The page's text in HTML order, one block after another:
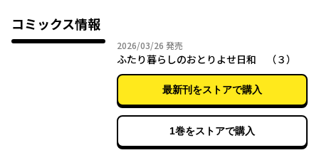
べても美味しいグルメストーリー♪
いざ、爆食開始!!
コミックス情報
2026/03/26 2026年03月26日
発売
ふたり暮らしのおとりよせ日和 （３）
最新刊をストアで購入
1巻をストアで購入